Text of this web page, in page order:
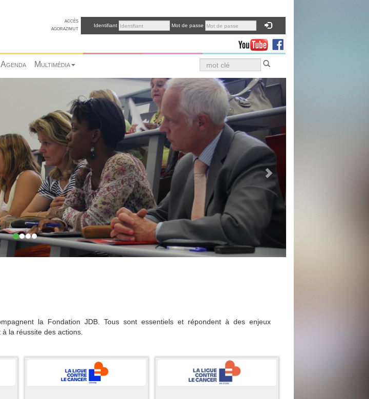
accès
agorazimut
Identifiant Mot de passe
Agenda Multimédia
la Fondation JDB. Tous sont essentiels et répondent à des enjeux
la réussite des actions.